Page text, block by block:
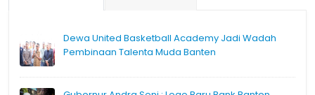
Dewa United Basketball Academy Jadi Wadah
Pembinaan Talenta Muda Banten